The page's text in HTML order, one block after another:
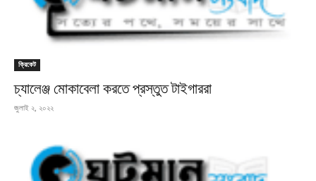
ক্রিকেট
চ্যালেঞ্জ মোকাবেলা করতে প্রস্তুত টাইগাররা
জুলাই ২, ২০২২